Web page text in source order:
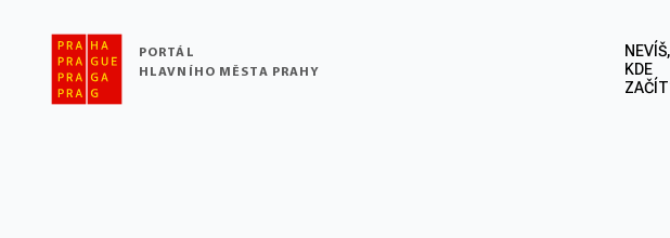
PORTÁL
HLAVNÍHO MĚSTA PRAHY
NEVÍŠ,
KDE